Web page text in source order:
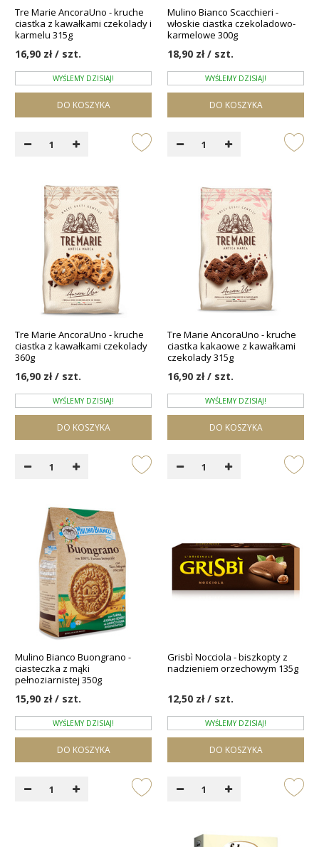
Tre Marie AncoraUno - kruche
ciastka z kawałkami czekolady i
karmelu 315g
16,90 zł / szt.
WYŚLEMY DZISIAJ!
DO KOSZYKA
Mulino Bianco Scacchieri -
włoskie ciastka czekoladowo-
karmelowe 300g
18,90 zł / szt.
WYŚLEMY DZISIAJ!
DO KOSZYKA
Tre Marie AncoraUno - kruche
ciastka z kawałkami czekolady
360g
16,90 zł / szt.
WYŚLEMY DZISIAJ!
DO KOSZYKA
Tre Marie AncoraUno - kruche
ciastka kakaowe z kawałkami
czekolady 315g
16,90 zł / szt.
WYŚLEMY DZISIAJ!
DO KOSZYKA
Mulino Bianco Buongrano -
ciasteczka z mąki
pełnoziarnistej 350g
15,90 zł / szt.
WYŚLEMY DZISIAJ!
DO KOSZYKA
Grisbì Nocciola - biszkopty z
nadzieniem orzechowym 135g
12,50 zł / szt.
WYŚLEMY DZISIAJ!
DO KOSZYKA